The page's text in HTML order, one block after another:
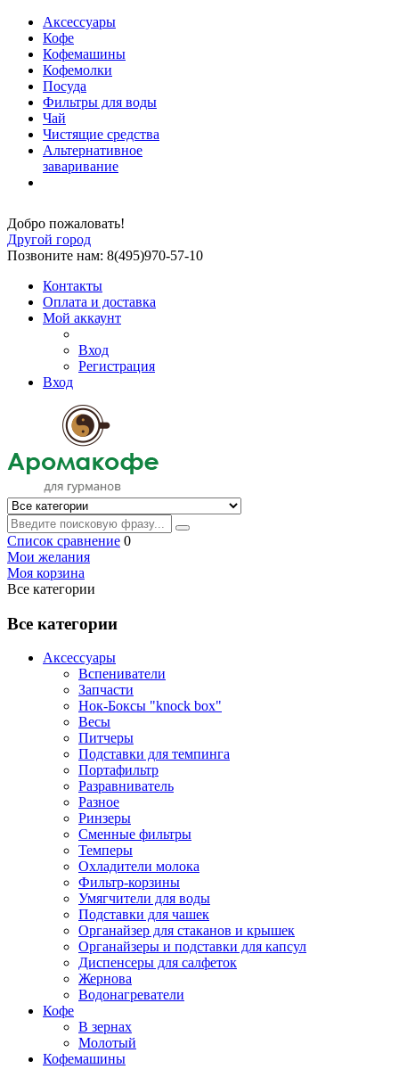
Аксессуары
Кофе
Кофемашины
Кофемолки
Посуда
Фильтры для воды
Чай
Чистящие средства
Альтернативное
заваривание
Добро пожаловать!
Другой город
Позвоните нам: 8(495)970-57-10
Контакты
Оплата и доставка
Мой аккаунт
Вход
Регистрация
Вход
Список сравнение 0
Мои желания
Моя корзина
Все категории
Все категории
Аксессуары
Вспениватели
Запчасти
Нок-Боксы "knock box"
Весы
Питчеры
Подставки для темпинга
Портафильтр
Разравниватель
Разное
Ринзеры
Сменные фильтры
Темперы
Охладители молока
Фильтр-корзины
Умягчители для воды
Подставки для чашек
Органайзер для стаканов и крышек
Органайзеры и подставки для капсул
Диспенсеры для салфеток
Жернова
Водонагреватели
Кофе
В зернах
Молотый
Кофемашины